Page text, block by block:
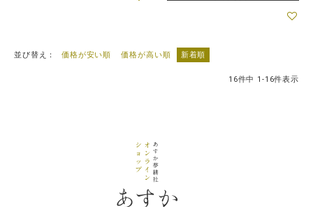
並び替え 価格が安い順 価格が高い順 新着順
16件中 1 -16件表示